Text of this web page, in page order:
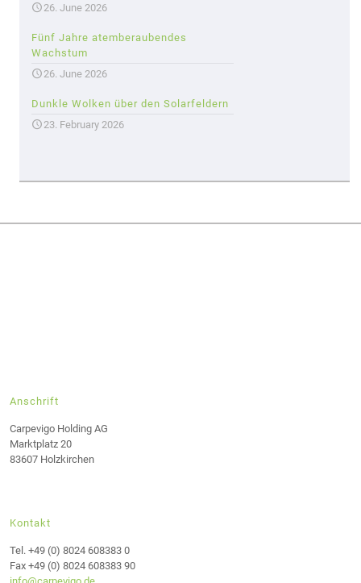
26. June 2026
Fünf Jahre atemberaubendes
Wachstum
26. June 2026
Dunkle Wolken über den Solarfeldern
23. February 2026
Anschrift
Carpevigo Holding AG
Marktplatz 20
83607 Holzkirchen
Kontakt
Tel. +49 (0) 8024 608383 0
Fax +49 (0) 8024 608383 90